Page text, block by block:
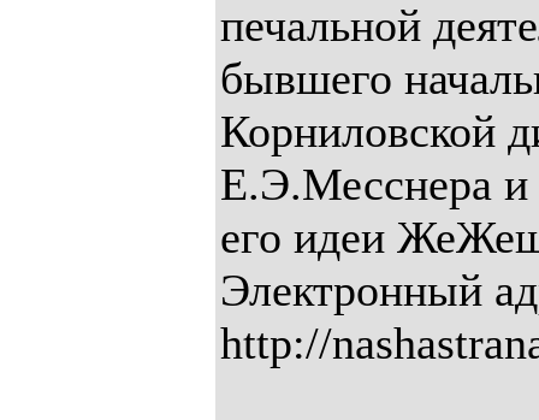
печальной
бывшего
Корниловской
Е.Э.Месснера
его идеи
Электронный
http://